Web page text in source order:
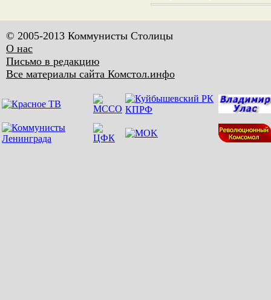
© 2005-2013 Коммунисты Столицы
О нас
Письмо в редакцию
Все материалы сайта Комстол.инфо